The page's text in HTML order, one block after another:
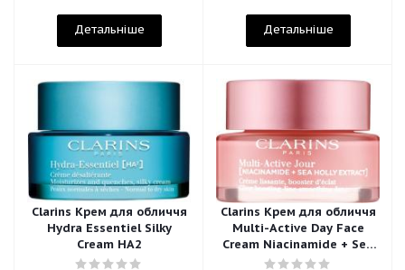
Детальніше Детальніше
Clarins Крем для обличчя
Hydra Essentiel Silky
Cream HA2
Clarins Крем для обличчя
Multi-Active Day Face
Cream Niacinamide + Sea
Holly Extract